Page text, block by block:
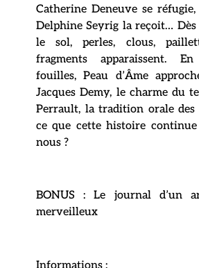
Catherine Deneuve se
Delphine Seyrig la reçoit… Dès
le sol, perles, clous,
fragments apparaissent.
fouilles, Peau d’Âme
Jacques Demy, le charme du
Perrault, la tradition orale des
ce que cette histoire
nous ?
BONUS : Le journal d’un
merveilleux